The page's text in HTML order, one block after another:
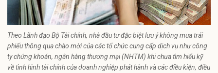
Theo Lãnh đạo Bộ Tài chính, nhà đầu tư đặc biệt lưu ý không mua trái
phiếu thông qua chào mời của các tổ chức cung cấp dịch vụ như công
ty chứng khoán, ngân hàng thương mại (NHTM) khi chưa tìm hiểu kỹ
về tình hình tài chính của doanh nghiệp phát hành và các điều kiện, điều